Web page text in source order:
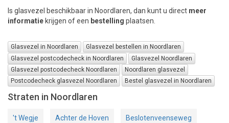
Is glasvezel beschikbaar in Noordlaren, dan kunt u direct meer
informatie krijgen of een bestelling plaatsen.
Glasvezel in Noordlaren
Glasvezel bestellen in Noordlaren
Glasvezel postcodecheck in Noordlaren
Glasvezel Noordlaren
Glasvezel postcodecheck Noordlaren
Noordlaren glasvezel
Postcodecheck glasvezel Noordlaren
Bestel glasvezel in Noordlaren
Straten in Noordlaren
't Wegje Achter de Hoven Beslotenveenseweg